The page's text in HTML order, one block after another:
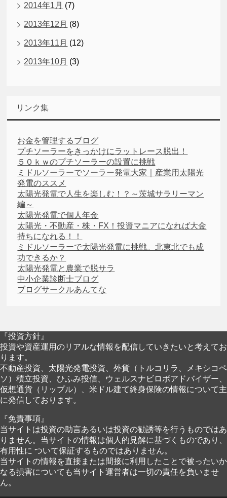
2014年1月 (7)
2013年12月 (8)
2013年11月 (12)
2013年10月 (3)
リンク集
お金を管理するブログ
プチソーラーをきっかけにラットレース脱出！
５０ｋｗのプチソーラーの設置に挑戦
ミドルソーラーでソーラー発電大家｜産業用太陽光
発電のススメ
太陽光発電で人生を楽しむ！？～茨城サラリーマン
編～
太陽光発電で個人年金
太陽光・不動産・株・FX！投資マニアになれば大金
持ちになれる！！
ミドルソーラーで太陽光発電に挑戦。北東北でも成
功できるか？
太陽光発電と農業で脱サラ
中小企業診断士ブログ
ブログサークルあんてな
『投資方針』
投資や資産運用のリアルな情報を配信していきたいと考えてお
ります。
不動産投資、太陽光発電投資、外貨（トルコリラ、メキシコペ
ソ）積立投資、ひふみ投信、ウェルスナビロボアドバイザー、
仮想通貨（リップル）、米ドル建て終身保険の情報について主
に発信しております。
『免責事項』
当サイトは投資の助言あるいは投資の勧誘等を行うものではあ
りません。当サイトの情報は個人的見解に基づくものであり、
有用性に ついて保証するものではありません。
当サイトの情報を直接または間接に利用したことで被ったいか
なる損害についても当サイト運営者は一切の責任を負いませ
ん。